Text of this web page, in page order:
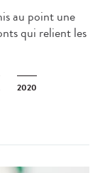
au point une
qui relient les
2020